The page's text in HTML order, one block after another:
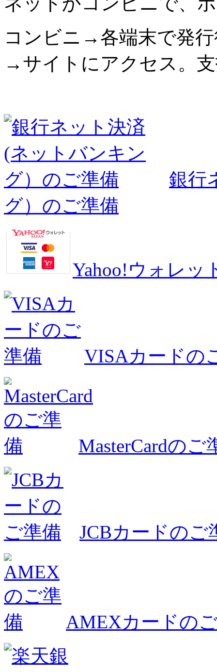
コンビニ→各端末で発
→サイトにアクセス。
銀行
グ）のご準備
Yahoo!ウォレッ
VISAカードの
MasterCardのご
JCBカードのご
AMEXカードの